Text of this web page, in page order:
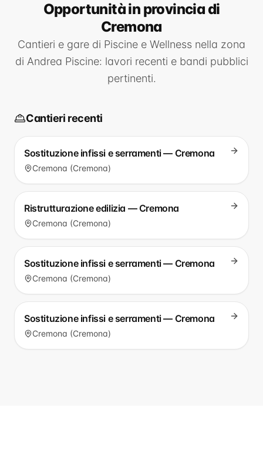
Opportunitàin provincia di
Cremona
Cantieri e gare di Piscine e Wellness nella zona
di Andrea Piscine: lavori recenti e bandi pubblici
pertinenti.
Cantieri recenti
Sostituzione infissi e serramenti — Cremona
Cremona (Cremona)
Ristrutturazione edilizia — Cremona
Cremona (Cremona)
Sostituzione infissi e serramenti — Cremona
Cremona (Cremona)
Sostituzione infissi e serramenti — Cremona
Cremona (Cremona)